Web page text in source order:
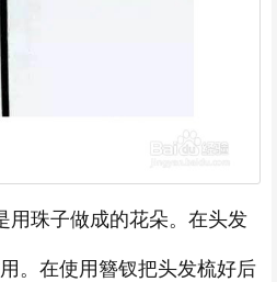
用珠子做成的花朵。在头发
。在使用簪钗把头发梳好后